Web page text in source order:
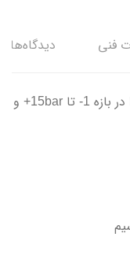
فنی دیدگاه‌ها
بازه 1- تا 15bar+
و